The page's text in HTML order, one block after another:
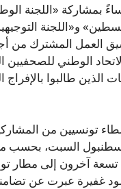
بمشاركة «اللجنة
و«اللجنة
العمل المشترك من
الوطني للصحفيين
الذين طالبوا
تونسيين من
آخرون إلى مطار
غفيرة عبرت عن